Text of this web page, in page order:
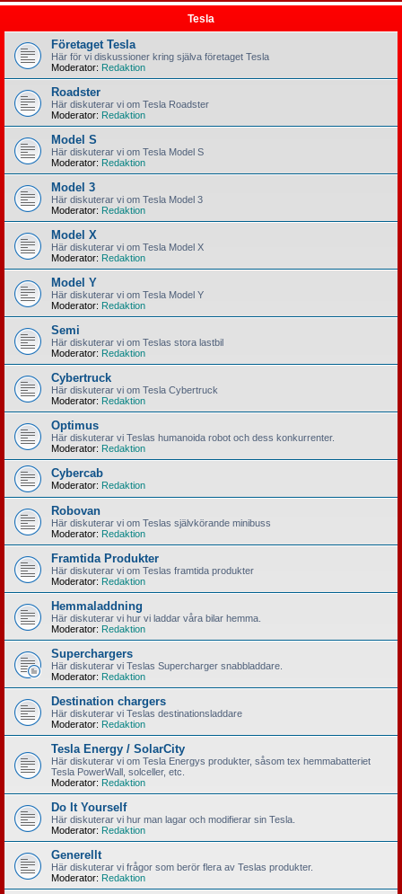
Tesla
Företaget Tesla
Här för vi diskussioner kring själva företaget Tesla
Moderator: Redaktion
Roadster
Här diskuterar vi om Tesla Roadster
Moderator: Redaktion
Model S
Här diskuterar vi om Tesla Model S
Moderator: Redaktion
Model 3
Här diskuterar vi om Tesla Model 3
Moderator: Redaktion
Model X
Här diskuterar vi om Tesla Model X
Moderator: Redaktion
Model Y
Här diskuterar vi om Tesla Model Y
Moderator: Redaktion
Semi
Här diskuterar vi om Teslas stora lastbil
Moderator: Redaktion
Cybertruck
Här diskuterar vi om Tesla Cybertruck
Moderator: Redaktion
Optimus
Här diskuterar vi Teslas humanoida robot och dess konkurrenter.
Moderator: Redaktion
Cybercab
Moderator: Redaktion
Robovan
Här diskuterar vi om Teslas självkörande minibuss
Moderator: Redaktion
Framtida Produkter
Här diskuterar vi om Teslas framtida produkter
Moderator: Redaktion
Hemmaladdning
Här diskuterar vi hur vi laddar våra bilar hemma.
Moderator: Redaktion
Superchargers
Här diskuterar vi Teslas Supercharger snabbladdare.
Moderator: Redaktion
Destination chargers
Här diskuterar vi Teslas destinationsladdare
Moderator: Redaktion
Tesla Energy / SolarCity
Här diskuterar vi om Tesla Energys produkter, såsom tex hemmabatteriet
Tesla PowerWall, solceller, etc.
Moderator: Redaktion
Do It Yourself
Här diskuterar vi hur man lagar och modifierar sin Tesla.
Moderator: Redaktion
Generellt
Här diskuterar vi frågor som berör flera av Teslas produkter.
Moderator: Redaktion